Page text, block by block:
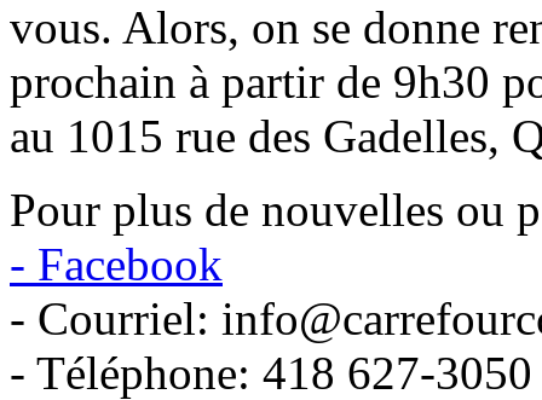
vous. Alors, on se donne
prochain à partir de 9h30
au 1015 rue des Gadelles,
Pour plus de nouvelles ou
- Facebook
- Courriel:
- Téléphone: 418 627-3050